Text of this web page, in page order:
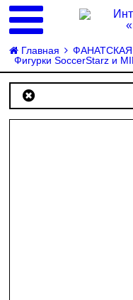
Главная
Фигурки SoccerStarz и